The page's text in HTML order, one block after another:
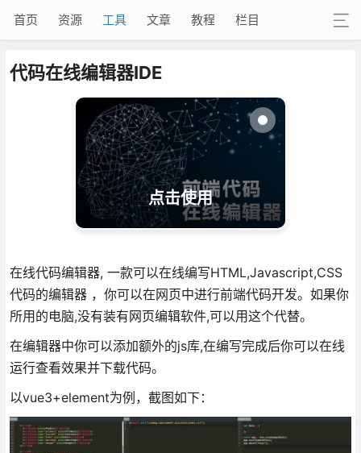
首页 资源 工具 文章 教程 栏目
代码在线编辑器IDE
点击使用
在线代码编辑器, 一款可以在线编写HTML,Javascript,CSS
代码的编辑器 ，你可以在网页中进行前端代码开发。如果你
所用的电脑,没有装有网页编辑软件,可以用这个代替。
在编辑器中你可以添加额外的js库,在编写完成后你可以在线
运行查看效果并下载代码。
以vue3+element为例，截图如下：